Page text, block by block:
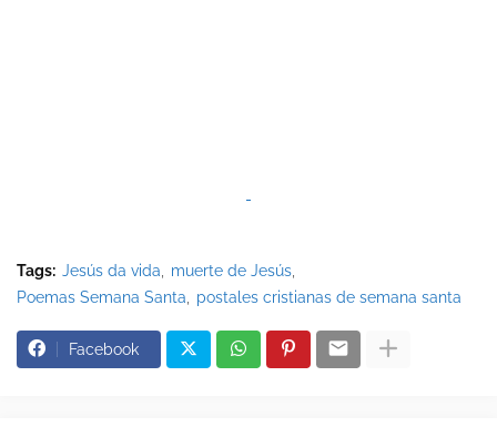
Tags: Jesús da vida
muerte de Jesús
Poemas Semana Santa
postales cristianas de semana santa
Facebook